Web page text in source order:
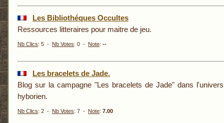
Les Bibliothéques Occultes
Ressources litteraires pour maitre de jeu.
Nb Clics: 5 - Nb Votes: 0 - Note: --
Les bracelets de Jade.
Blog sur la campagne "Les bracelets de Jade" dans
hyborien.
Nb Clics: 2 - Nb Votes: 7 - Note: 7.00